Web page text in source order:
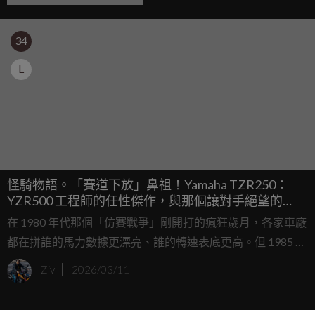
34
L
怪騎物語。「賽道下放」鼻祖！Yamaha TZR250：
YZR500 工程師的任性傑作，與那個讓對手絕望的
DeltaBox 框架
在 1980 年代那個「仿賽戰爭」剛開打的瘋狂歲月，各家車廠
都在拼誰的馬力數據更漂亮、誰的轉速表底更高。但 1985 年
底登場的 Yamaha TZR250（代號 1KT）卻走了一條完全不同
的路，它不單純只是把賽車的外殼套在街車上，而是直接把
Ziv 2026/03/11